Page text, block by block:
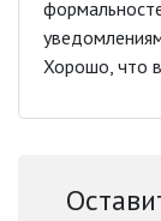
Хорошо, что